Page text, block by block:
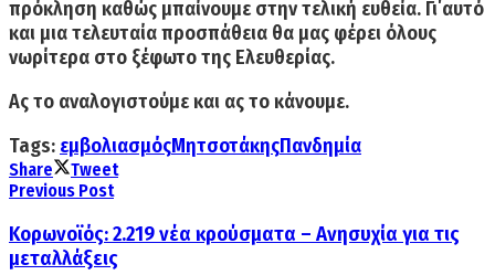
πρόκληση καθώς μπαίνουμε στην τελική ευθεία. Γι΄αυτό
και μια τελευταία προσπάθεια θα μας φέρει όλους
νωρίτερα στο ξέφωτο της Ελευθερίας.
Ας το αναλογιστούμε και ας το κάνουμε.
Tags: εμβολιασμόςΜητσοτάκηςΠανδημία
Share
Tweet
Previous Post
Κορωνοϊός: 2.219 νέα κρούσματα – Ανησυχία για τις
μεταλλάξεις